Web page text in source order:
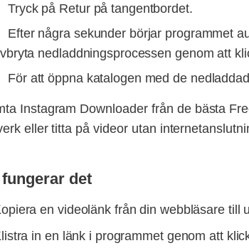
Tryck på Retur på tangentbordet.
Efter några sekunder börjar programmet
nedladdningsprocessen genom att
För att öppna katalogen med de
Instagram Downloader från de bästa
eller titta på videor utan
det
en videolänk från din webbläsare till
in en länk i programmet genom att